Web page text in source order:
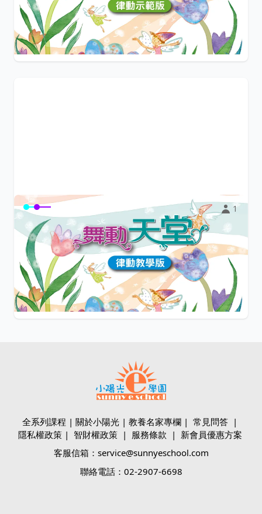
讓孩子的學習從唱唱跳跳開始。《舞動天堂》律動歌曲，內
容有律動教學、心靈律動、舞台表演三大主...
小陽光e學園 $0
1
〈舞動天堂〉律動教學版
讓孩子的學習從唱唱跳跳開始。《舞動天堂》律動歌曲，內
容有律動教學、心靈律動、舞台表演三大主...
小陽光e學園 $99
全系列課程 | 關於小陽光 | 教養名家專欄 | 常見問答 |
隱私權政策 | 智財權政策 | 服務條款 | 新會員優惠方案
客服信箱：service@sunnyeschool.com
聯絡電話：02-2907-6698